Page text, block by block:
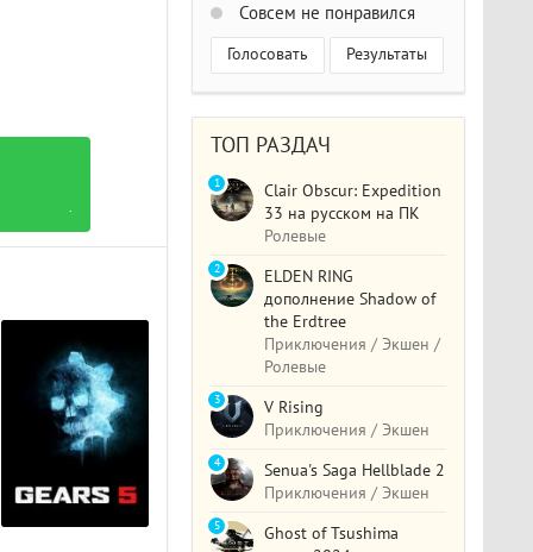
.
Совсем не понравился
Голосовать Результаты
ТОП РАЗДАЧ
Clair Obscur: Expedition
33 на русском на ПК
Ролевые
1
ELDEN RING
дополнение Shadow of
the Erdtree
Приключения / Экшен /
Ролевые
2
V Rising
Приключения / Экшен
3
Senua's Saga Hellblade 2
Приключения / Экшен
4
Ghost of Tsushima
5